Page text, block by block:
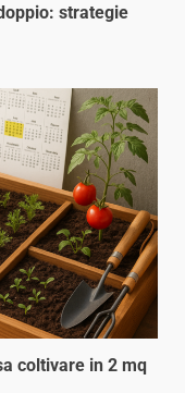
strategie
coltivare in 2 mq